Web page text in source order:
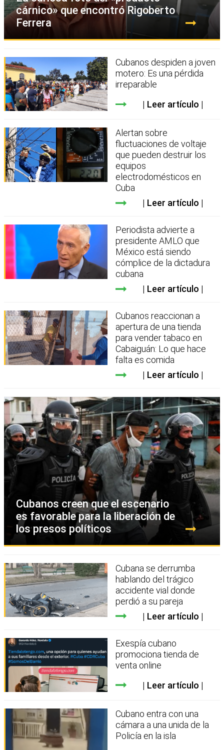
cárnico» que encontró Rigoberto
Ferrera
Cubanos despiden a joven
motero: Es una pérdida
irreparable
Leer artículo
Alertan sobre
fluctuaciones de voltaje
que pueden destruir los
equipos
electrodomésticos en
Cuba
Leer artículo
Periodista advierte a
presidente AMLO que
México está siendo
cómplice de la dictadura
cubana
Leer artículo
Cubanos reaccionan a
apertura de una tienda
para vender tabaco en
Cabaiguán: Lo que hace
falta es comida
Leer artículo
Cubanos creen que el escenario
es favorable para la liberación de
los presos políticos
Cubana se derrumba
hablando del trágico
accidente vial donde
perdió a su pareja
Leer artículo
Exespía cubano
promociona tienda de
venta online
Leer artículo
Cubano entra con una
cámara a una unida de la
Policía en la isla